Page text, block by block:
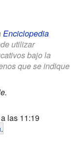
Enciclopedia
utilizar
bajo la
que se indique
las 11:19
.